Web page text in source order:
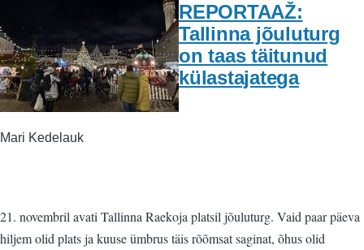
REPORTAAŽ:
Tallinna jõuluturg
on taas täitunud
külastajatega
Mari Kedelauk
21. novembril avati Tallinna Raekoja platsil jõuluturg. Vaid paar päeva
hiljem olid plats ja kuuse ümbrus täis rõõmsat saginat, õhus olid